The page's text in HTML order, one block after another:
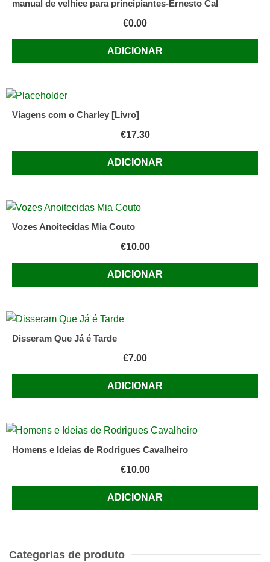
manual de velhice para principiantes-Ernesto Cal
€0.00
ADICIONAR
Viagens com o Charley [Livro]
€17.30
ADICIONAR
Vozes Anoitecidas Mia Couto
€10.00
ADICIONAR
Disseram Que Já é Tarde
€7.00
ADICIONAR
Homens e Ideias de Rodrigues Cavalheiro
€10.00
ADICIONAR
Categorias de produto